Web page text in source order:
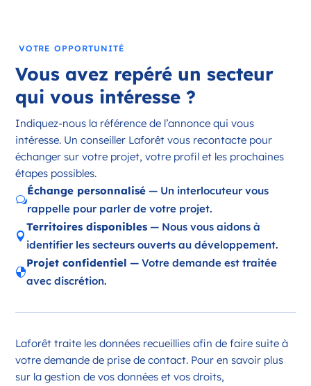
Candidater
Opportunité d’ouverture à Ambazac
Ambazac Nouvelle-Aquitaine
France
Référence: 87002
Plus d'infos
Candidater
Opportunité d’ouverture à Châteauroux
Châteauroux Centre-Val de Loire
France
VOTRE OPPORTUNITÉ
Vous avez repéré un secteur
qui vous intéresse ?
Indiquez-nous la référence de l’annonce qui vous
intéresse. Un conseiller Laforêt vous recontacte pour
échanger sur votre projet, votre profil et les prochaines
étapes possibles.
w
Échange personnalisé — Un interlocuteur vous
rappelle pour parler de votre projet.

Territoires disponibles — Nous vous aidons à
identifier les secteurs ouverts au développement.

Projet confidentiel — Votre demande est traitée
avec discrétion.
Laforêt traite les données recueillies afin de faire suite à
votre demande de prise de contact. Pour en savoir plus
sur la gestion de vos données et vos droits,